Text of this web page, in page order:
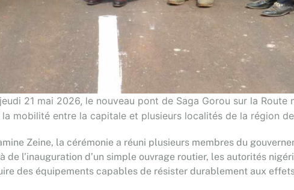
21 mai 2026, le nouveau pont de Saga Gorou sur la Route
mobilité entre la capitale et plusieurs localités de la région
Zeine, la cérémonie a réuni plusieurs membres du
l’inauguration d’un simple ouvrage routier, les autorités
des équipements capables de résister durablement aux